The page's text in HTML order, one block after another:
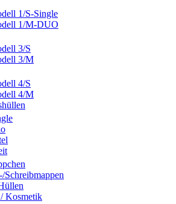
1/S-Single
1/M-DUO
3/S
3/M
4/S
4/M
Schreibmappen
Kosmetik